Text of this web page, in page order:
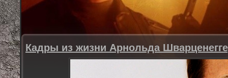
Кадры из жизни Арнольда